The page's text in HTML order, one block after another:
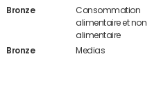
Bronze
Consommation
alimentaire et non
alimentaire
Bronze Medias